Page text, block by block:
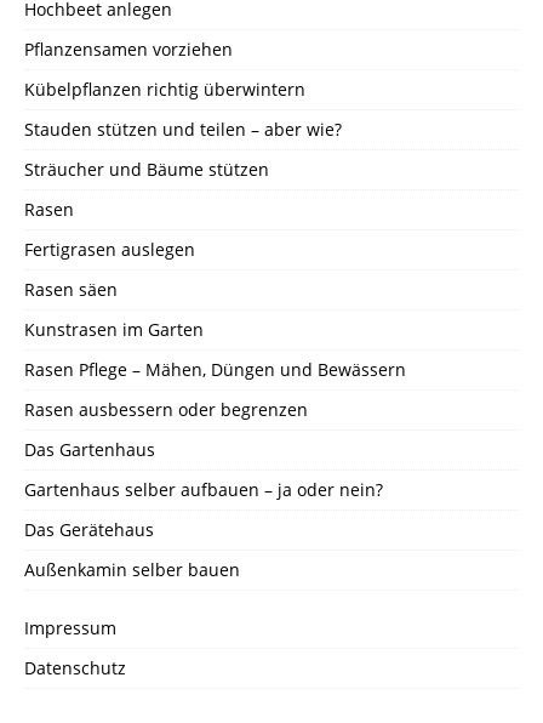
Hochbeet anlegen
Pflanzensamen vorziehen
Kübelpflanzen richtig überwintern
Stauden stützen und teilen – aber wie?
Sträucher und Bäume stützen
Rasen
Fertigrasen auslegen
Rasen säen
Kunstrasen im Garten
Rasen Pflege – Mähen, Düngen und Bewässern
Rasen ausbessern oder begrenzen
Das Gartenhaus
Gartenhaus selber aufbauen – ja oder nein?
Das Gerätehaus
Außenkamin selber bauen
Impressum
Datenschutz